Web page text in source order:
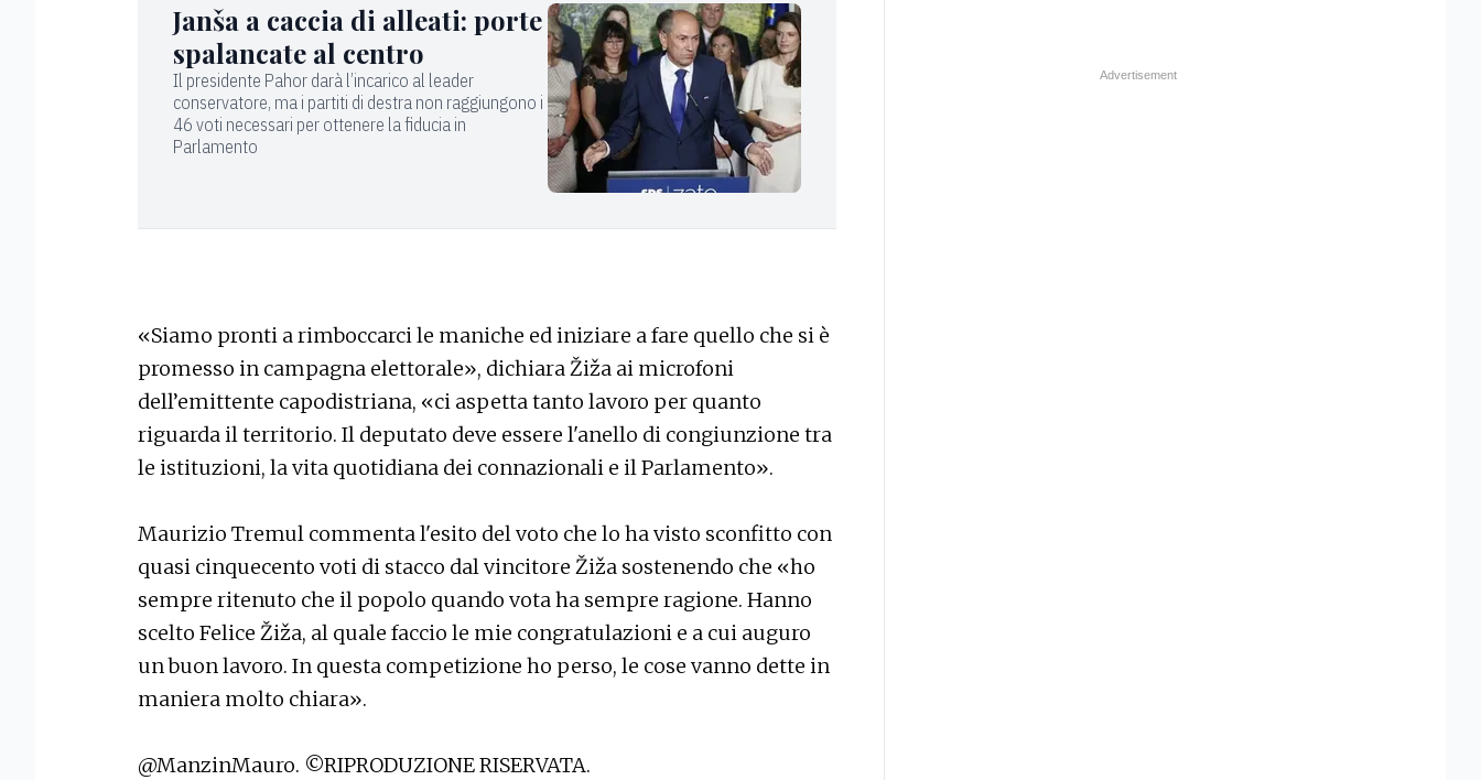
Janša a caccia di alleati: porte
spalancate al centro
Il presidente Pahor darà l’incarico al leader
conservatore, ma i partiti di destra non raggiungono i
46 voti necessari per ottenere la fiducia in
Parlamento
«Siamo pronti a rimboccarci le maniche ed iniziare a fare quello che si è
promesso in campagna elettorale», dichiara Žiža ai microfoni
dell’emittente capodistriana, «ci aspetta tanto lavoro per quanto
riguarda il territorio. Il deputato deve essere l'anello di congiunzione tra
le istituzioni, la vita quotidiana dei connazionali e il Parlamento».
Maurizio Tremul commenta l'esito del voto che lo ha visto sconfitto con
quasi cinquecento voti di stacco dal vincitore Žiža sostenendo che «ho
sempre ritenuto che il popolo quando vota ha sempre ragione. Hanno
scelto Felice Žiža, al quale faccio le mie congratulazioni e a cui auguro
un buon lavoro. In questa competizione ho perso, le cose vanno dette in
maniera molto chiara».
@ManzinMauro. ©RIPRODUZIONE RISERVATA.